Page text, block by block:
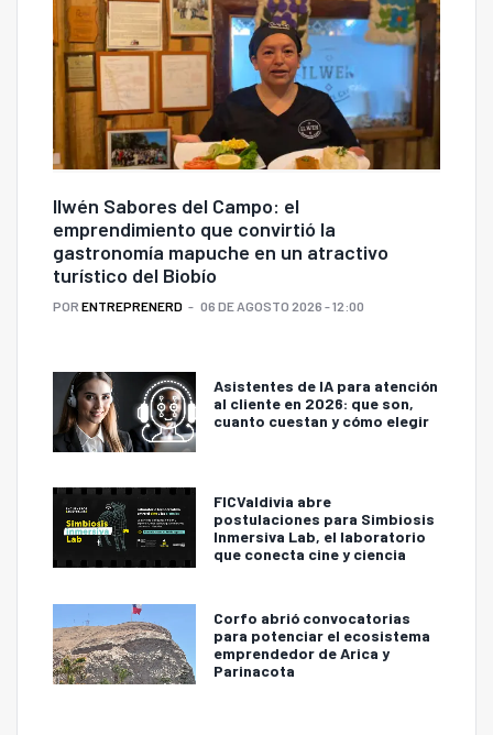
Ilwén Sabores del Campo: el
emprendimiento que convirtió la
gastronomía mapuche en un atractivo
turístico del Biobío
POR ENTREPRENERD 06 DE AGOSTO 2026 - 12:00
Asistentes de IA para atención
al cliente en 2026: que son,
cuanto cuestan y cómo elegir
FICValdivia abre
postulaciones para Simbiosis
Inmersiva Lab, el laboratorio
que conecta cine y ciencia
Corfo abrió convocatorias
para potenciar el ecosistema
emprendedor de Arica y
Parinacota